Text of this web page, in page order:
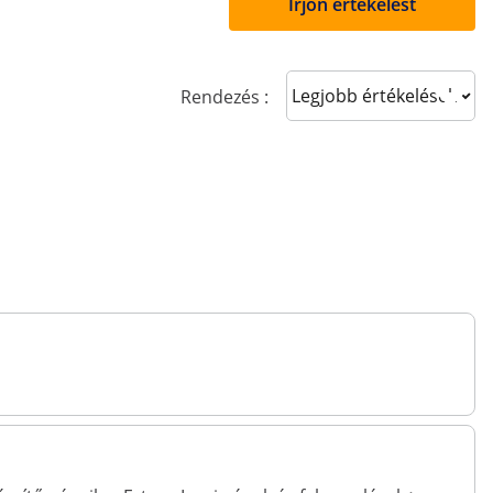
Rendezés : Sort reviews